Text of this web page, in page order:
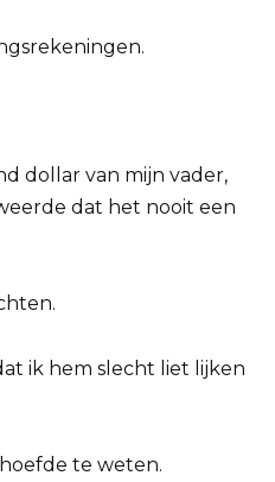
dollar van mijn vader,
dat het nooit een
ik hem slecht liet lijken
te weten.